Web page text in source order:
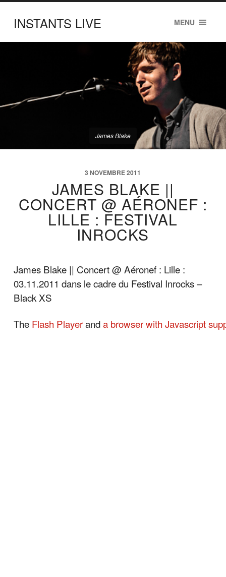
INSTANTS LIVE MENU
James Blake
3 NOVEMBRE 2011
JAMES BLAKE ||
CONCERT @ AÉRONEF :
LILLE : FESTIVAL
INROCKS
James Blake || Concert @ Aéronef : Lille :
03.11.2011 dans le cadre du Festival Inrocks –
Black XS
The Flash Playeranda browser with Javascript